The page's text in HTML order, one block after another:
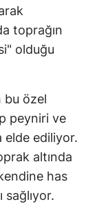
toprağın
olduğu
bu özel
peyniri ve
elde ediliyor.
altında
has
sağlıyor.